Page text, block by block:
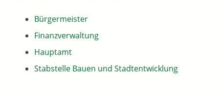
Bürgermeister
Finanzverwaltung
Hauptamt
Stabstelle Bauen und Stadtentwicklung